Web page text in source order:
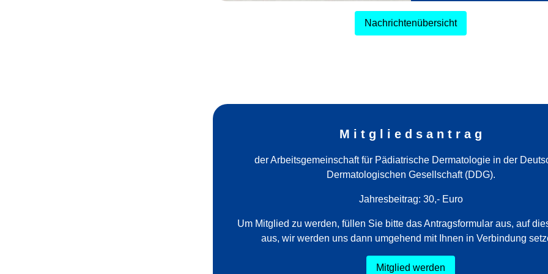
Nachrichtenübersicht
M i t g l i e d s a n t r a g
der Arbeitsgemeinschaft für Pädiatrische Dermatologie in der
Dermatologischen Gesellschaft (DDG).
Jahresbeitrag: 30,- Euro
Um Mitglied zu werden, füllen Sie bitte das Antragsformular aus, auf
aus, wir werden uns dann umgehend mit Ihnen in Verbindung
Mitglied werden